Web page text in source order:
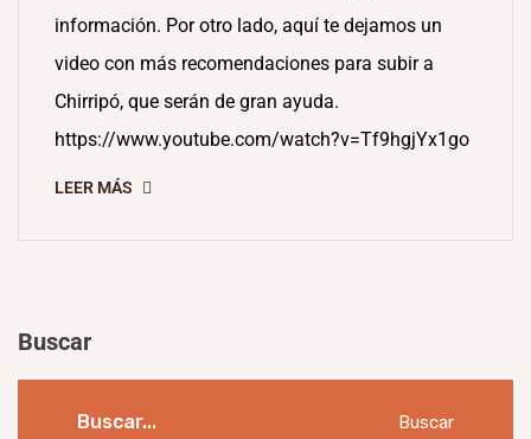
información. Por otro lado, aquí te dejamos un
video con más recomendaciones para subir a
Chirripó, que serán de gran ayuda.
https://www.youtube.com/watch?v=Tf9hgjYx1go
LEER MÁS
Buscar
Buscar